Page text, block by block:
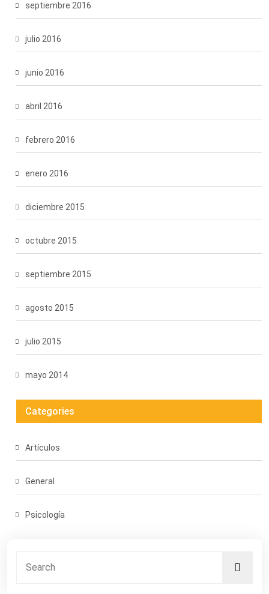
septiembre 2016
julio 2016
junio 2016
abril 2016
febrero 2016
enero 2016
diciembre 2015
octubre 2015
septiembre 2015
agosto 2015
julio 2015
mayo 2014
Categories
Artículos
General
Psicología